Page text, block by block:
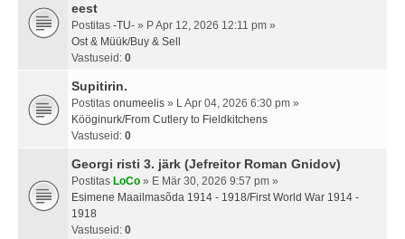
eest
Postitas -TU- » P Apr 12, 2026 12:11 pm »
Ost & Müük/Buy & Sell
Vastuseid: 0
Supitirin.
Postitas onumeelis » L Apr 04, 2026 6:30 pm »
Kööginurk/From Cutlery to Fieldkitchens
Vastuseid: 0
Georgi risti 3. järk (Jefreitor Roman Gnidov)
Postitas LoCo » E Mär 30, 2026 9:57 pm »
Esimene Maailmasõda 1914 - 1918/First World War 1914 -
1918
Vastuseid: 0